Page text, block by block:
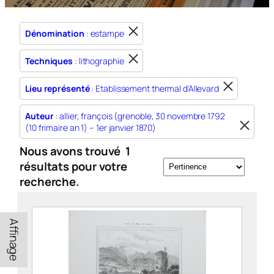
Dénomination : estampe
Techniques : lithographie
Lieu représenté: Etablissement thermal d'Allevard
Auteur: allier, françois (grenoble, 30 novembre 1792
(10 frimaire an 1) – 1er janvier 1870)
Nous avons trouvé 1
résultats pour votre
recherche.
Affinage